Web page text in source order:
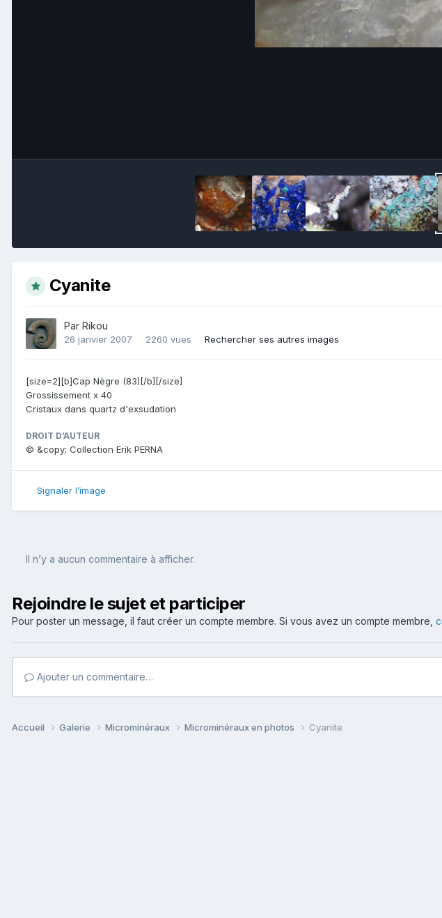
Cyanite
Par Rikou
26 janvier 2007 2260 vues Rechercher ses autres images
[size=2][b]Cap Nègre (83)[/b][/size]
Grossissement x 40
Cristaux dans quartz d'exsudation
DROIT D’AUTEUR
© &copy; Collection Erik PERNA
Signaler l’image
Il n’y a aucun commentaire à afficher.
Rejoindre le sujet et participer
Pour poster un message, il faut créer un compte membre. Si vous avez un compte membre,
Ajouter un commentaire…
Accueil Galerie Microminéraux Microminéraux en photos Cyanite